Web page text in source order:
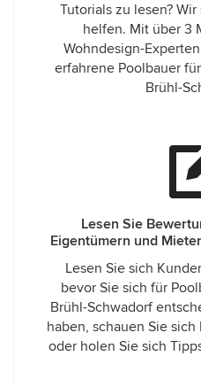
Tutorials zu lesen?
helfen. Mit über 3
Wohndesign-
erfahrene Poolbauer
Brühl-
Lesen Sie
Eigentümern und
Lesen Sie sich
bevor Sie sich für
Brühl-Schwadorf
haben, schauen Sie
oder holen Sie sich